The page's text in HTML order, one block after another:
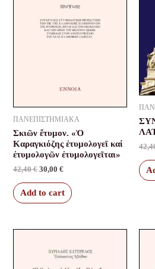
ΠΑΝΕΠΙΣΤΗΜΙΑΚΑ
Σκιῶν ἔτυμον. «Ὁ
Καραγκιόζης ἐτυμολογεῖ καί
ἐτυμολογῶν ἐτυμολογεῖται»
42,40€ 30,00€
Add to cart
was:
is: